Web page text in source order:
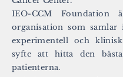
IEO-CCM Foundation
organisation som
experimentell och
syfte att hitta den
patienterna.